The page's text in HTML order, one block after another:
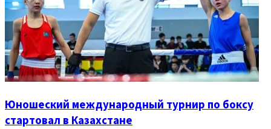
Юношеский международный турнир по боксу
стартовал в Казахстане